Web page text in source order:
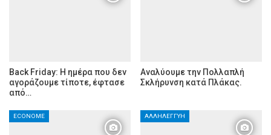
Back Friday: H ημέρα που δεν
αγοράζουμε τίποτε, έφτασε
από…
Αναλύουμε την Πολλαπλή
Σκλήρυνση κατά Πλάκας.
ECONOME ΑΛΛΗΛΕΓΓΎΗ